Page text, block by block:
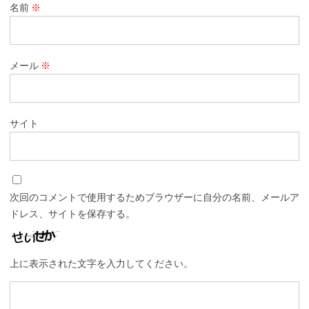
名前 ※
メール ※
サイト
次回のコメントで使用するためブラウザーに自分の名前、メールア
ドレス、サイトを保存する。
上に表示された文字を入力してください。